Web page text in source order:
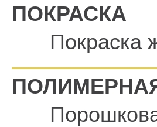
ПОКРАСКА
Покраска